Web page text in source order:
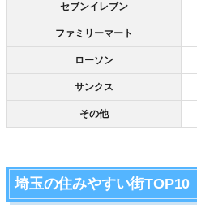
セブンイレブン
ファミリーマート
ローソン
サンクス
その他
埼玉の住みやすい街TOP10